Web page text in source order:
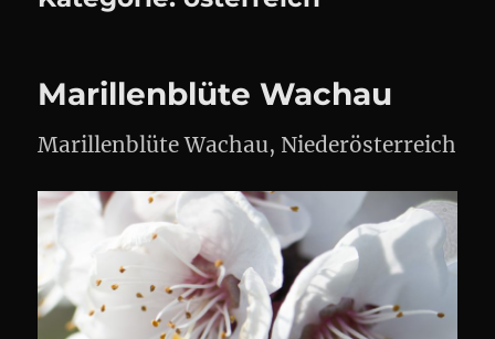
Marillenblüte Wachau
Marillenblüte Wachau, Niederösterreich